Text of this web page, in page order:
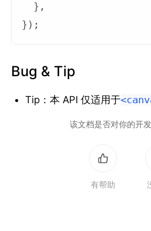
  },
Bug & Tip
Tip：本 API 仅适用于
该文档是否对你的开
有帮助